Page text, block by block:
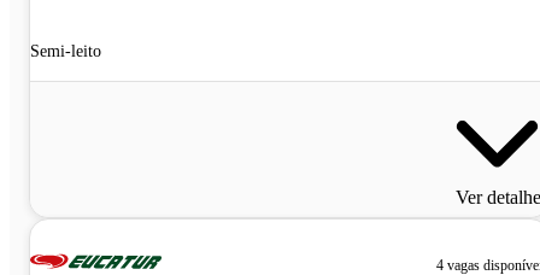
Semi-leito
Ver
4 vagas